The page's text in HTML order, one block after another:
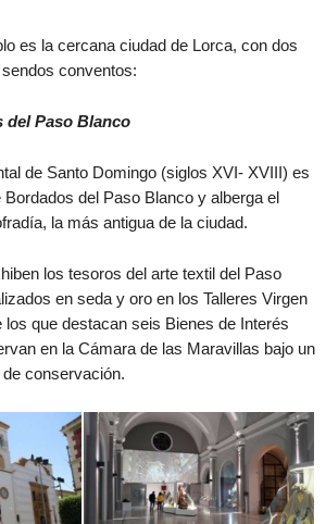
es la cercana ciudad de Lorca, con dos
conventos:
del Paso Blanco
de Santo Domingo (siglos XVI- XVIII) es
del Paso Blanco y alberga el
la más antigua de la ciudad.
los tesoros del arte textil del Paso
en seda y oro en los Talleres Virgen
los que destacan seis Bienes de Interés
en la Cámara de las Maravillas bajo un
conservación.